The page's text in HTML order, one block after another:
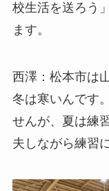
校生活を送ろう
ます。
西澤：松本市は
冬は寒いんです
せんが、夏は練
夫しながら練習